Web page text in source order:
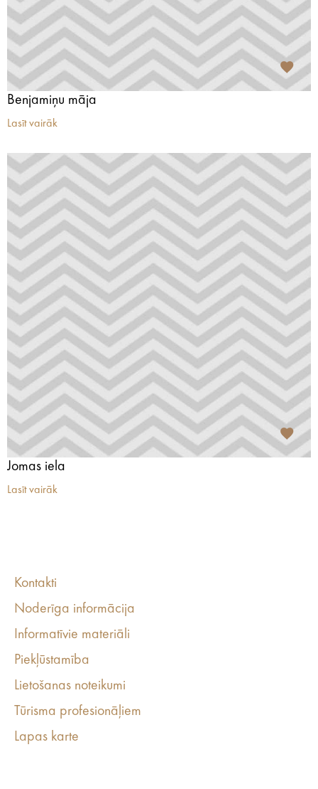
Benjamiņu māja
Lasīt vairāk
Jomas iela
Lasīt vairāk
Kontakti
Noderīga informācija
Informatīvie materiāli
Piekļūstamība
Lietošanas noteikumi
Tūrisma profesionāļiem
Lapas karte